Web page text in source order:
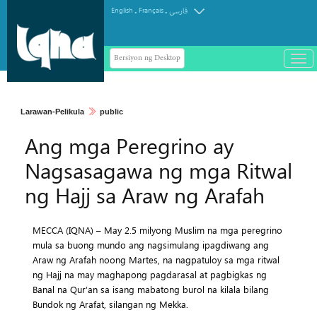
English . Français.فارسی
Bersiyon ng Desktop
باز
و
Larawan-Pelikula public
Ang mga Peregrino ay
Nagsasagawa ng mga Ritwal
ng Hajj sa Araw ng Arafah
MECCA (IQNA) – May 2.5 milyong Muslim na mga peregrino
mula sa buong mundo ang nagsimulang ipagdiwang ang
Araw ng Arafah noong Martes, na nagpatuloy sa mga ritwal
ng Hajj na may maghapong pagdarasal at pagbigkas ng
Banal na Qur’an sa isang mabatong burol na kilala bilang
Bundok ng Arafat, silangan ng Mekka.